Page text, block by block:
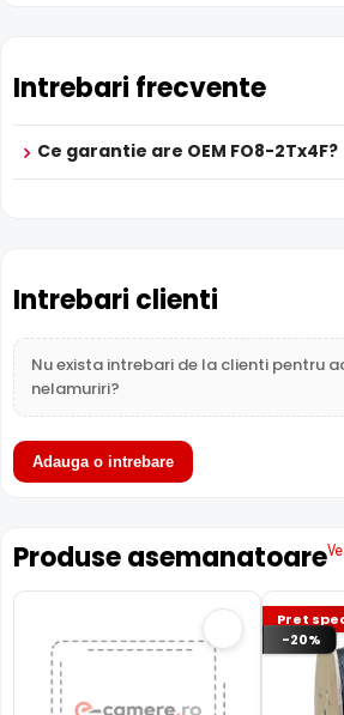
Intrebari frecvente
Ce garantie are OEM FO8-2Tx4F?
Intrebari clienti
Nu exista intrebari de la clienti pentru
nelamuriri?
Adauga o intrebare
Produse asemanatoare
Pret
-20%